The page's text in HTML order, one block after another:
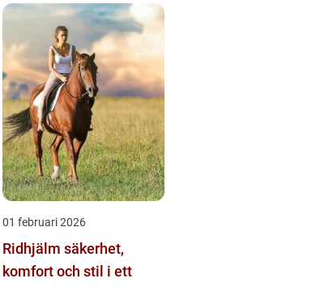
01 februari 2026
Ridhjälm säkerhet,
komfort och stil i ett